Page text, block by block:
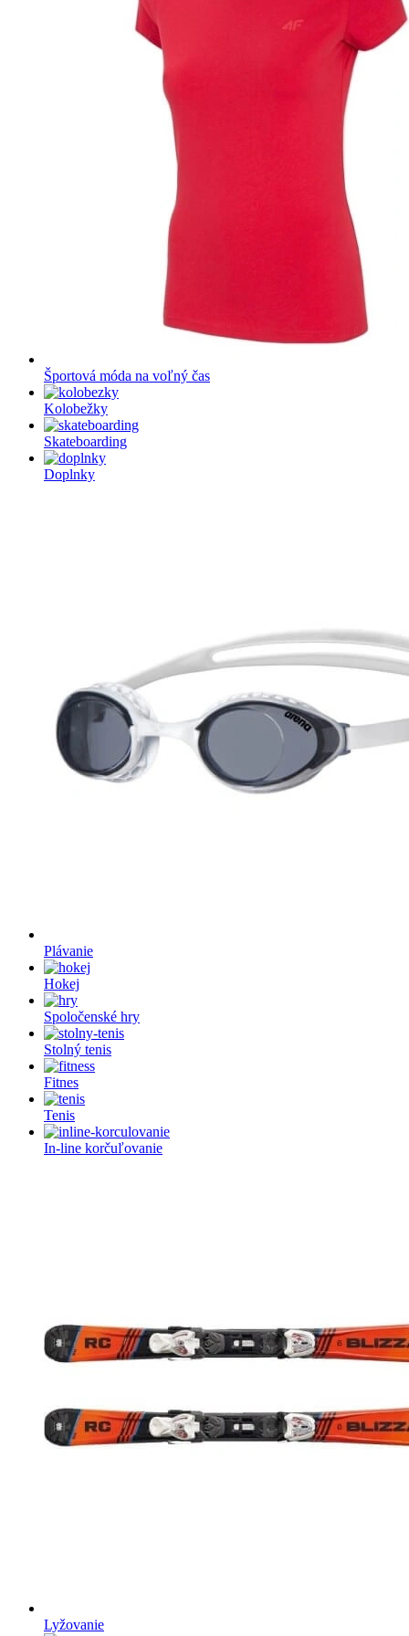
Športová móda na voľný čas
Kolobežky
Skateboarding
Doplnky
Plávanie
Hokej
Spoločenské hry
Stolný tenis
Fitnes
Tenis
In-line korčuľovanie
Lyžovanie